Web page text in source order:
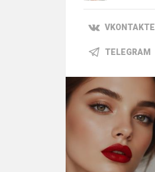
VKONTAKTE
TELEGRAM